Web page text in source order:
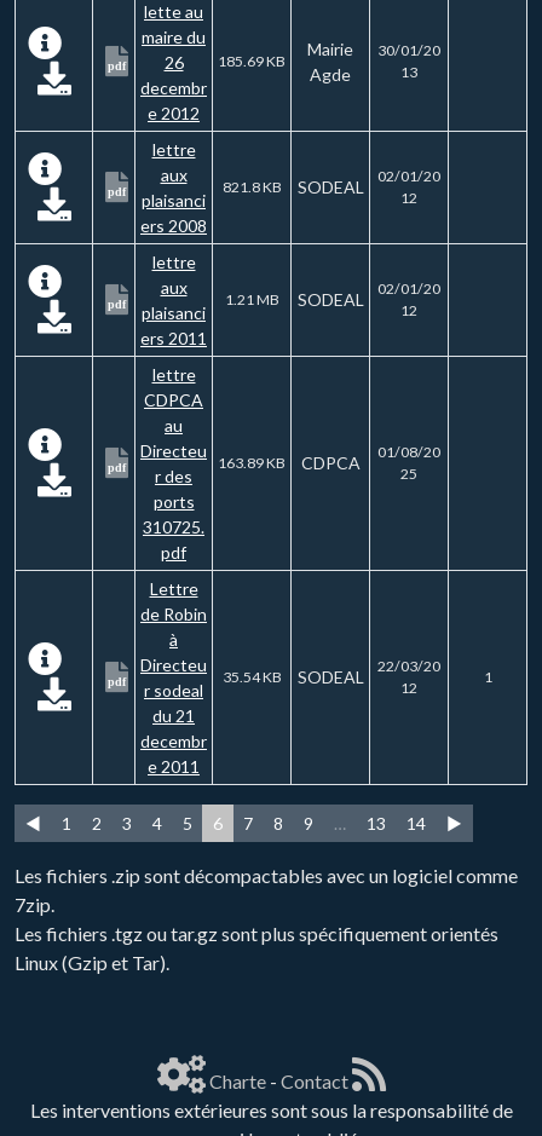
pdf
lette au
maire du
26
decembr
e 2012
185.69 KB
Mairie
Agde
30/01/20
13
pdf
lettre
aux
plaisanci
ers 2008
821.8 KB SODEAL
02/01/20
12
pdf
lettre
aux
plaisanci
ers 2011
1.21 MB SODEAL
02/01/20
12
pdf
lettre
CDPCA
au
Directeu
r des
ports
310725.
pdf
163.89 KB CDPCA
01/08/20
25
pdf
Lettre
de Robin
à
Directeu
r sodeal
du 21
decembr
e 2011
35.54 KB SODEAL
22/03/20
12
1
◄ 1 2 3 4 5 6 7 8 9 … 13 14 ►
Les fichiers .zip sont décompactables avec un logiciel comme
7zip.
Les fichiers .tgz ou tar.gz sont plus spécifiquement orientés
Linux (Gzip et Tar).
Charte- Contact
Les interventions extérieures sont sous la responsabilité de